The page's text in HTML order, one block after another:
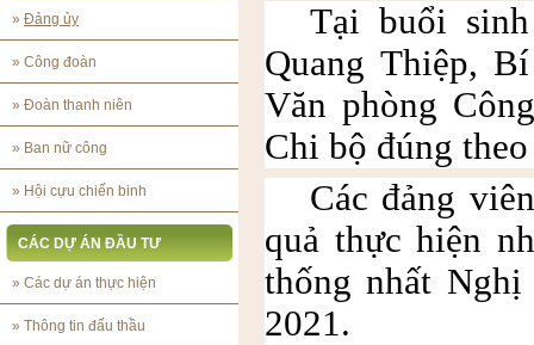
» Đảng ủy
» Công đoàn
» Đoàn thanh niên
» Ban nữ công
» Hội cựu chiến binh
CÁC DỰ ÁN ĐẦU TƯ
» Các dự án thực hiện
» Thông tin đấu thầu
Tại buổi
Quang Thiệp,
Văn phòng
Chi bộ đúng
Các đảng
quả thực hiện
thống nhất
2021.